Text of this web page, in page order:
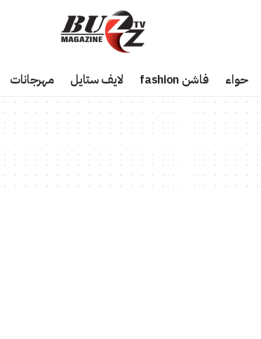
حواء فاشن fashion لايف ستايل مهرجانات